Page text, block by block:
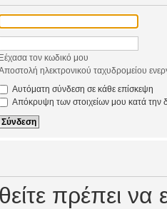
τον κωδικό μου
ηλεκτρονικού ταχυδρομείου
Αυτόματη σύνδεση σε κάθε επίσκεψη
Απόκρυψη των στοιχείων μου κατά την
πρέπει